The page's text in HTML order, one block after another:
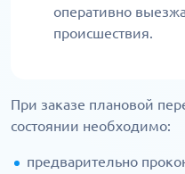
оперативно
происшествия.
При заказе плановой
состоянии необходимо:
предварительно